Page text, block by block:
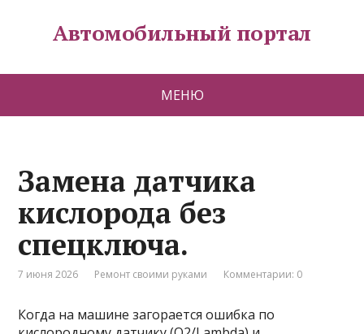
Автомобильный портал
МЕНЮ
Замена датчика
кислорода без
спецключа.
7 июня 2026 Ремонт своими руками Комментарии: 0
Когда на машине загорается ошибка по